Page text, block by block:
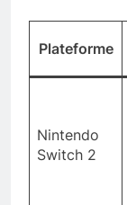
Plateforme
Nintendo
Switch 2